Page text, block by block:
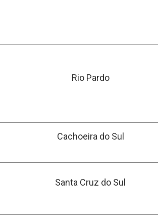
Rio Pardo
Cachoeira do Sul
Santa Cruz do Sul